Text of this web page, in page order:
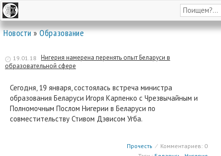
Новости»Образование
19.01.18
Нигерия намерена перенять опыт Беларуси в
образовательной сфере
Сегодня, 19 января, состоялась встреча министра
образования Беларуси Игоря Карпенко с Чрезвычайным и
Полномочным Послом Нигерии в Беларуси по
совместительству Стивом Дэвисом Угба.
Прочесть ⁄ Комментариев: 0